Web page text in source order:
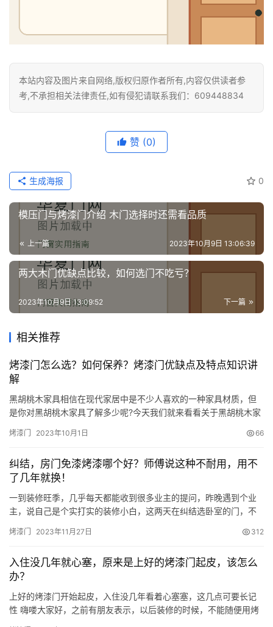
本站内容及图片来自网络,版权归原作者所有,内容仅供读者参
考,不承担相关法律责任,如有侵犯请联系我们：609448834
赞 (0)
0
生成海报
模压门与烤漆门介绍 木门选择时还需看品质
上一篇 2023年10月9日 13:06:39
两大木门优缺点比较，如何选门不吃亏？
下一篇
2023年10月9日 13:09:52
相关推荐
烤漆门怎么选？如何保养？烤漆门优缺点及特点知识讲
解
黑胡桃木家具相信在现代家居中是不少人喜欢的一种家具材质，但
是你对黑胡桃木家具了解多少呢?今天我们就来看看关于黑胡桃木家
材质的实木家具外表呈现出高贵的黄色、褐色纹理，是各种高级家
耐用，整体表现出一种低调内敛的高贵奢华感，其气场可以改变整
个空…
烤漆门 2023年10月1日 66
纠结，房门免漆烤漆哪个好？师傅说这种不耐用，用不
了几年就换！
一到装修旺季，几乎每天都能收到很多业主的提问，昨晚遇到个业
主，说自己是个实打实的装修小白，这两天在纠结选卧室的门，不
主意，那就听我说说吧~ 先说说免漆门 免漆门就是不需要刷漆的木
是PVC贴面的，就是在实木复合门或模压门上贴一层PVC膜，之后
再用…
烤漆门 2023年11月27日 312
入住没几年就心塞，原来是上好的烤漆门起皮，该怎么
办？
上好的烤漆门开始起皮，入住没几年看着心塞塞，这几点可要长记
性 嗨喽大家好，之前有朋友表示，以后装修的时候，不能随便用烤